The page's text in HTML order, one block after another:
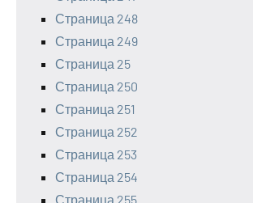
Страница 248
Страница 249
Страница 25
Страница 250
Страница 251
Страница 252
Страница 253
Страница 254
Страница 255